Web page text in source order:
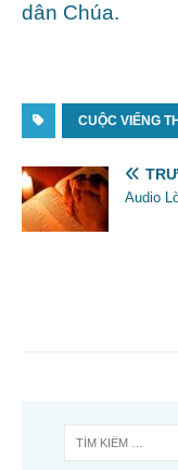
dân Chúa.
CUỘC VIẾNG
Audio